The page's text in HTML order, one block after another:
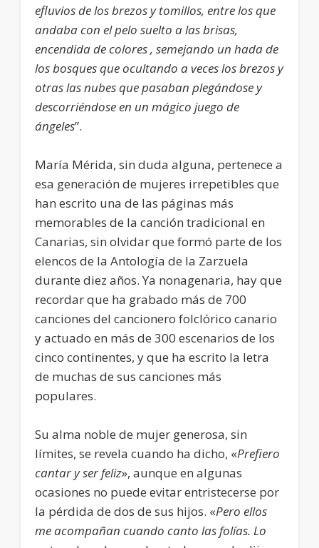
efluvios de los brezos y tomillos, entre los que
andaba con el pelo suelto a las brisas,
encendida de colores , semejando un hada de
los bosques que ocultando a veces los brezos y
otras las nubes que pasaban plegándose y
descorriéndose en un mágico juego de
ángeles”.
María Mérida, sin duda alguna, pertenece a
esa generación de mujeres irrepetibles que
han escrito una de las páginas más
memorables de la canción tradicional en
Canarias, sin olvidar que formó parte de los
elencos de la Antología de la Zarzuela
durante diez años. Ya nonagenaria, hay que
recordar que ha grabado más de 700
canciones del cancionero folclórico canario
y actuado en más de 300 escenarios de los
cinco continentes, y que ha escrito la letra
de muchas de sus canciones más
populares.
Su alma noble de mujer generosa, sin
límites, se revela cuando ha dicho, «Prefiero
cantar y ser feliz», aunque en algunas
ocasiones no puede evitar entristecerse por
la pérdida de dos de sus hijos. «Pero ellos
me acompañan cuando canto las folías. Lo